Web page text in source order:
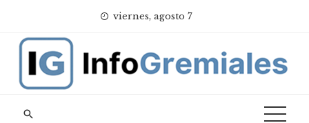
content
viernes, agosto 7